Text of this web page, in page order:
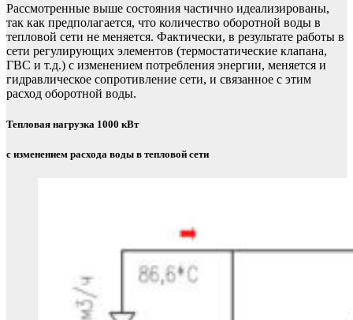
Рассмотренные выше состояния частично идеализированы,
так как предполагается, что количество оборотной воды в
тепловой сети не меняется. Фактически, в результате работы в
сети регулирующих элементов (термостатические клапана,
ГВС и т.д.) с изменением потребления энергии, меняется и
гидравлическое сопротивление сети, и связанное с этим
расход оборотной воды.
Тепловая нагрузка 1000 кВт
с изменением расхода воды в тепловой сети